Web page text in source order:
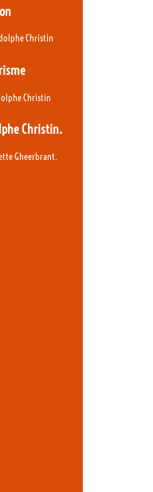
Christin
Christin
Christin.
Gheerbrant,